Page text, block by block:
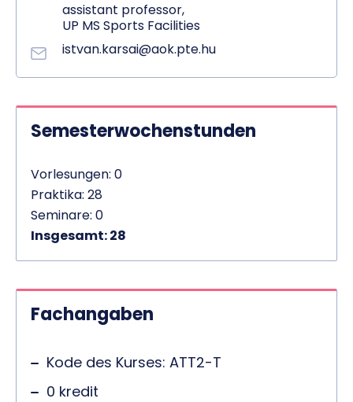
assistant professor,
UP MS Sports Facilities
istvan.karsai@aok.pte.hu
Semesterwochenstunden
Vorlesungen: 0
Praktika: 28
Seminare: 0
Insgesamt: 28
Fachangaben
Kode des Kurses: ATT2-T
0 kredit